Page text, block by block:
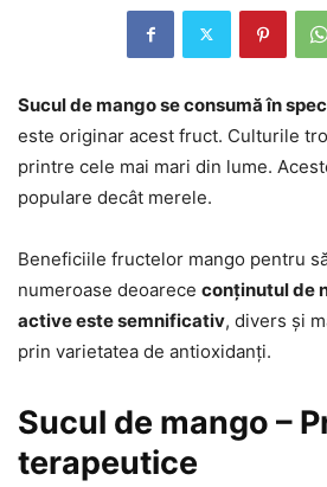
Sucul de mango se consumă în
este originar acest fruct. Culturile
printre cele mai mari din lume.
populare decât merele.
Beneficiile fructelor mango pentru
numeroase deoarece conținutul de
active este semnificativ, divers și
prin varietatea de antioxidanți.
Sucul de mango –
terapeutice